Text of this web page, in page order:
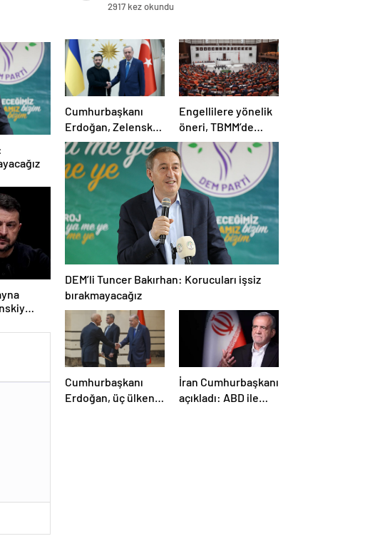
çevrildi
2917 kez okundu
Cumhurbaşkanı
Erdoğan, Zelensky
ile görüştü
Engellilere yönelik
öneri, TBMM’de
kabul edildi
DEM’li Tuncer Bakırhan: Korucuları işsiz
bırakmayacağız
Cumhurbaşkanı
Erdoğan, üç ülkenin
İran Cumhurbaşkanı
açıkladı: ABD ile